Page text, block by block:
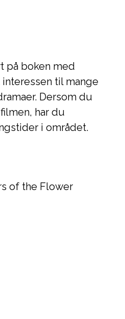
på boken med
interessen til mange
Dersom du
har du
i området.
of the Flower